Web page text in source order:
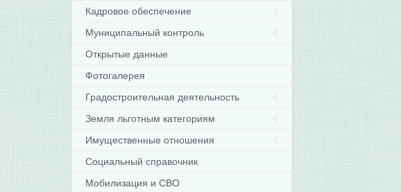
Кадровое обеспечение
Муниципальный контроль
Открытые данные
Фотогалерея
Градостроительная деятельность
Земля льготным категориям
Имущественные отношения
Социальный справочник
Мобилизация и СВО